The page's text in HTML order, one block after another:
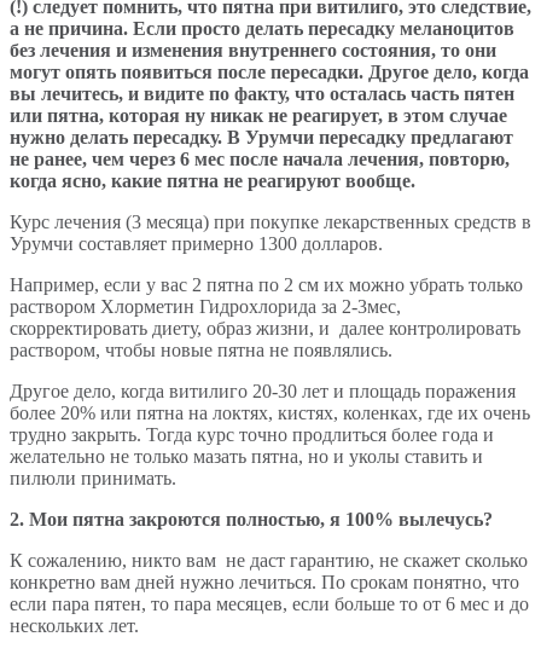
(!) следует помнить, что пятна при витилиго, это следствие,
а не причина. Если просто делать пересадку меланоцитов
без лечения и изменения внутреннего состояния, то они
могут опять появиться после пересадки. Другое дело, когда
вы лечитесь, и видите по факту, что осталась часть пятен
или пятна, которая ну никак не реагирует, в этом случае
нужно делать пересадку. В Урумчи пересадку предлагают
не ранее, чем через 6 мес после начала лечения, повторю,
когда ясно, какие пятна не реагируют вообще.
Курс лечения (3 месяца) при покупке лекарственных средств в
Урумчи составляет примерно 1300 долларов.
Например, если у вас 2 пятна по 2 см их можно убрать только
раствором Хлорметин Гидрохлорида за 2-3мес,
скорректировать диету, образ жизни, и далее контролировать
раствором, чтобы новые пятна не появлялись.
Другое дело, когда витилиго 20-30 лет и площадь поражения
более 20% или пятна на локтях, кистях, коленках, где их очень
трудно закрыть. Тогда курс точно продлиться более года и
желательно не только мазать пятна, но и уколы ставить и
пилюли принимать.
2. Мои пятна закроются полностью, я 100% вылечусь?
К сожалению, никто вам не даст гарантию, не скажет сколько
конкретно вам дней нужно лечиться. По срокам понятно, что
если пара пятен, то пара месяцев, если больше то от 6 мес и до
нескольких лет.